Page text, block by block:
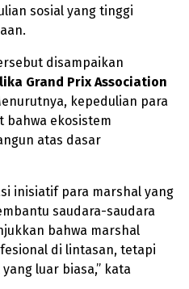
sosial yang tinggi
disampaikan
Grand Prix Association
kepedulian para
bahwa ekosistem
atas dasar
inisiatif para marshal yang
saudara-saudara
bahwa marshal
di lintasan, tetapi
luar biasa,” kata